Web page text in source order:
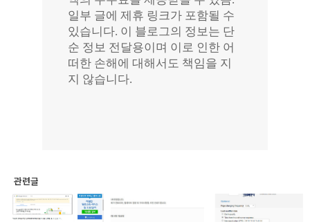
관련글